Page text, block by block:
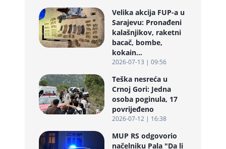
Velika akcija FUP-a u
Sarajevu: Pronađeni
kalašnjikov, raketni
bacač, bombe,
kokain...
2026-07-13 | 09:56
Teška nesreća u
Crnoj Gori: Jedna
osoba poginula, 17
povrijeđeno
2026-07-12 | 16:38
MUP RS odgovorio
načelniku Pala "Da li